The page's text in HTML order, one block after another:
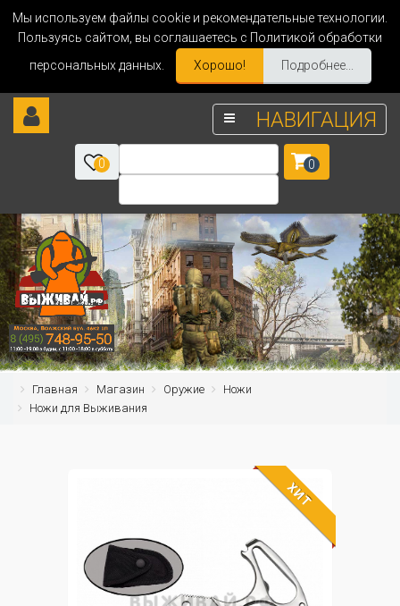
Мы используем файлы cookie и рекомендательные технологии.
Пользуясь сайтом, вы соглашаетесь с Политикой обработки
персональных данных.
Хорошо! Подробнее...
НАВИГАЦИЯ
0 0
Главная Магазин Оружие
Ножи
Ножи для Выживания
ХИТ